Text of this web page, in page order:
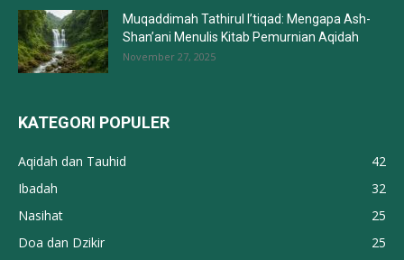
Muqaddimah Tathirul I’tiqad: Mengapa Ash-
Shan’ani Menulis Kitab Pemurnian Aqidah
November 27, 2025
KATEGORI POPULER
Aqidah dan Tauhid
42
Ibadah
32
Nasihat
25
Doa dan Dzikir
25